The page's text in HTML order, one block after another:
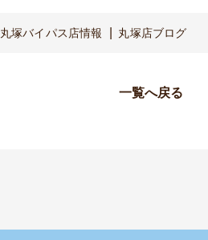
丸塚バイパス店情報 丸塚店ブログ
一覧へ戻る